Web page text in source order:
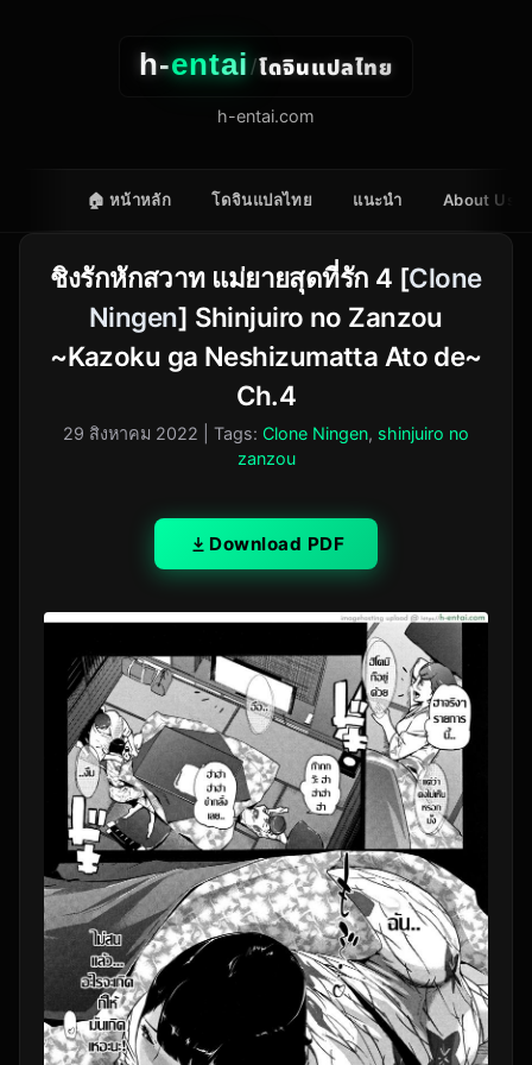
h-entai/โดจินแปลไทย
h-entai.com
🏠 หน้าหลัก โดจินแปลไทย แนะนำ About Us
ชิงรักหักสวาท แม่ยายสุดที่รัก 4 [Clone
Ningen] Shinjuiro no Zanzou
~Kazoku ga Neshizumatta Ato de~
Ch.4
29 สิงหาคม 2022 | Tags: Clone Ningen, shinjuiro no
zanzou
Download PDF